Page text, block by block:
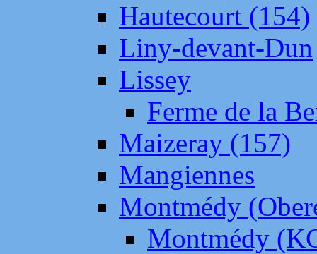
Hautecourt (154)
Liny-devant-Dun
Lissey
Ferme de la
Maizeray (157)
Mangiennes
Montmédy
Montmédy